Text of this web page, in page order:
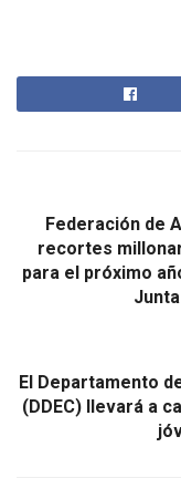
Federación de
recortes
para el próximo
El Departamento
(DDEC) llevará a